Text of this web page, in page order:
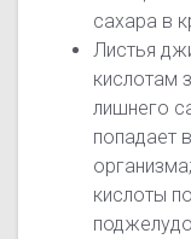
сахара в
Листья
кислотам
лишнего
попадает
кислоты